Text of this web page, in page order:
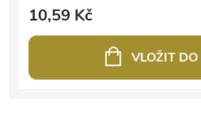
10,59 Kč
VLOŽIT